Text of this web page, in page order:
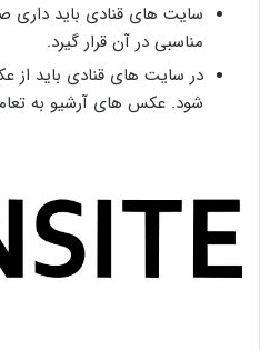
سایت های قنادی باید داری
مناسبی در آن قرار گیرد.
شود. عکس های آرشیو به